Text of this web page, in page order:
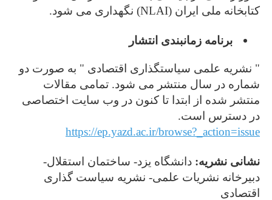
کتابخانه ملی ایران (NLAI) نگهداری می شود.
برنامه زمانبندی انتشار
" نشریه علمی سیاستگذاری اقتصادی " به صورت دو
شماره در سال منتشر می شود. تمامی مقالات
منتشر شده از ابتدا تا کنون در وب سایت اختصاصی
در دسترس است.
https://ep.yazd.ac.ir/browse?_action=issue
نشانی نشریه: دانشگاه یزد- ساختمان استقلال-
دبیرخانه نشریات علمی- نشریه سیاست گذاری
اقتصادی